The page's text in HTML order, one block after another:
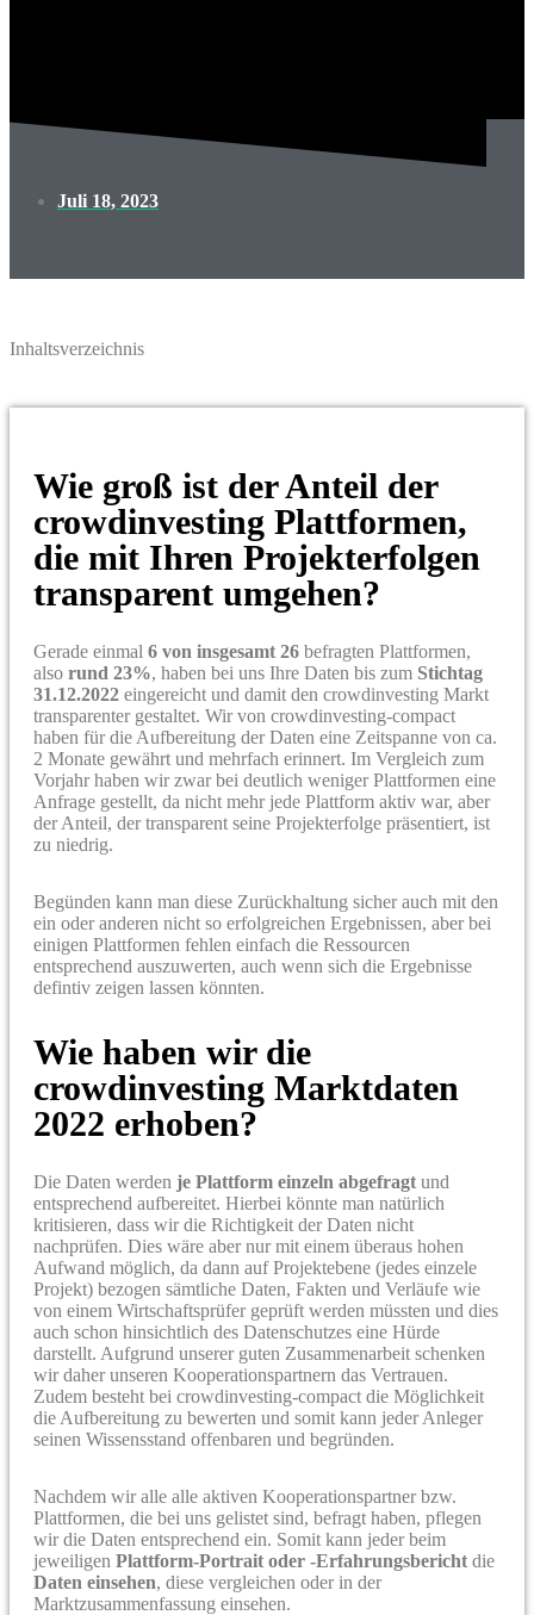
Juli 18, 2023
Inhaltsverzeichnis
Wie groß ist der Anteil der
crowdinvesting Plattformen,
die mit Ihren Projekterfolgen
transparent umgehen?
Gerade einmal 6 von insgesamt 26 befragten Plattformen,
also rund 23%, haben bei uns Ihre Daten bis zum Stichtag
31.12.2022 eingereicht und damit den crowdinvesting Markt
transparenter gestaltet. Wir von crowdinvesting-compact
haben für die Aufbereitung der Daten eine Zeitspanne von ca.
2 Monate gewährt und mehrfach erinnert. Im Vergleich zum
Vorjahr haben wir zwar bei deutlich weniger Plattformen eine
Anfrage gestellt, da nicht mehr jede Plattform aktiv war, aber
der Anteil, der transparent seine Projekterfolge präsentiert, ist
zu niedrig.
Begünden kann man diese Zurückhaltung sicher auch mit den
ein oder anderen nicht so erfolgreichen Ergebnissen, aber bei
einigen Plattformen fehlen einfach die Ressourcen
entsprechend auszuwerten, auch wenn sich die Ergebnisse
defintiv zeigen lassen könnten.
Wie haben wir die
crowdinvesting Marktdaten
2022 erhoben?
Die Daten werden je Plattform einzeln abgefragt und
entsprechend aufbereitet. Hierbei könnte man natürlich
kritisieren, dass wir die Richtigkeit der Daten nicht
nachprüfen. Dies wäre aber nur mit einem überaus hohen
Aufwand möglich, da dann auf Projektebene (jedes einzele
Projekt) bezogen sämtliche Daten, Fakten und Verläufe wie
von einem Wirtschaftsprüfer geprüft werden müssten und dies
auch schon hinsichtlich des Datenschutzes eine Hürde
darstellt. Aufgrund unserer guten Zusammenarbeit schenken
wir daher unseren Kooperationspartnern das Vertrauen.
Zudem besteht bei crowdinvesting-compact die Möglichkeit
die Aufbereitung zu bewerten und somit kann jeder Anleger
seinen Wissensstand offenbaren und begründen.
Nachdem wir alle alle aktiven Kooperationspartner bzw.
Plattformen, die bei uns gelistet sind, befragt haben, pflegen
wir die Daten entsprechend ein. Somit kann jeder beim
jeweiligen Plattform-Portrait oder -Erfahrungsbericht die
Daten einsehen, diese vergleichen oder in der
Marktzusammenfassung einsehen.